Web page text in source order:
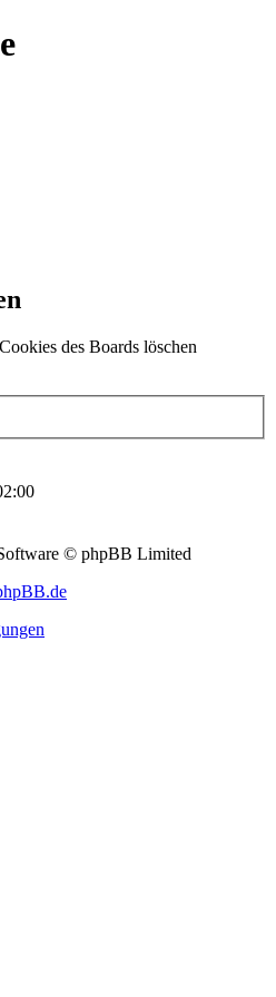
des Boards löschen
© phpBB Limited